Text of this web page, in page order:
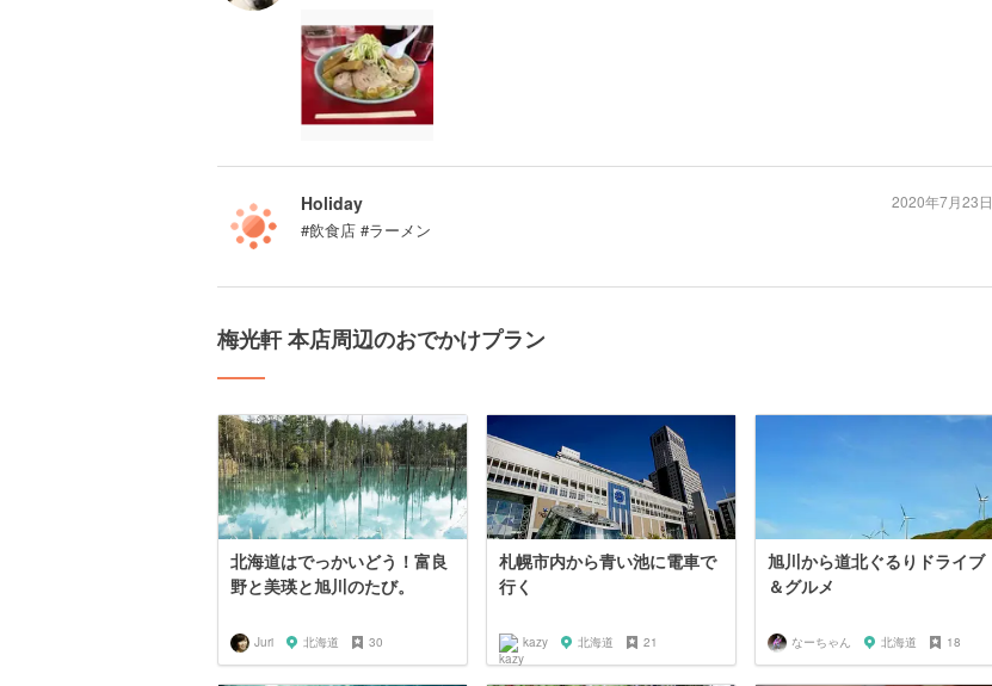
Holiday
#飲食店 #ラーメン
2020年7月23日
梅光軒 本店周辺のおでかけプラン
北海道はでっかいどう！富良
野と美瑛と旭川のたび。
Juri 北海道 30
札幌市内から青い池に電車で
行く
kazy 北海道 21
旭川から道北ぐるりドライブ
＆グルメ
なーちゃん 北海道 18